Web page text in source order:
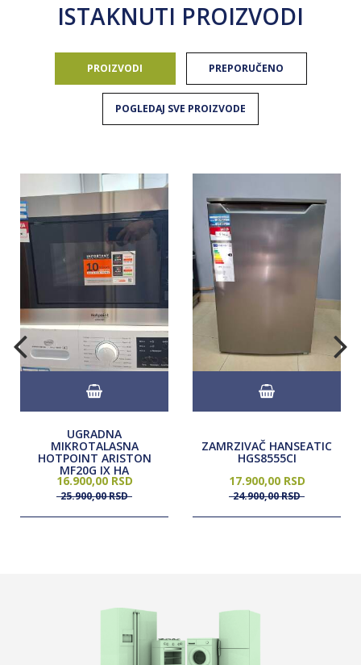
ISTAKNUTI PROIZVODI
PROIZVODI PREPORUČENO
POGLEDAJ SVE PROIZVODE
UGRADNA
MIKROTALASNA
HOTPOINT ARISTON
MF20G IX HA
16.900,00 RSD
25.900,00RSD
ZAMRZIVAČ HANSEATIC
HGS8555CI
17.900,00 RSD
24.900,00RSD